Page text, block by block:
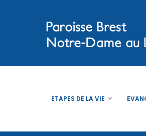
ETAPES DE LA VIE